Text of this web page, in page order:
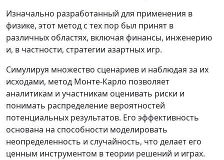
Изначально разработанный для применения в
физике, этот метод с тех пор был принят в
различных областях, включая финансы, инженерию
и, в частности, стратегии азартных игр.
Симулируя множество сценариев и наблюдая за их
исходами, метод Монте-Карло позволяет
аналитикам и участникам оценивать риски и
понимать распределение вероятностей
потенциальных результатов. Его эффективность
основана на способности моделировать
неопределенность и случайность, что делает его
ценным инструментом в теории решений и играх.